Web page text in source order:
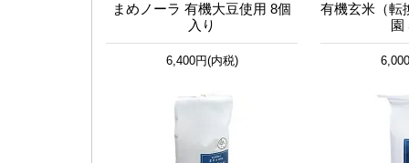
まめノーラ 有機大豆使用 8個
入り
6,400円(内税)
有機玄米（転
園